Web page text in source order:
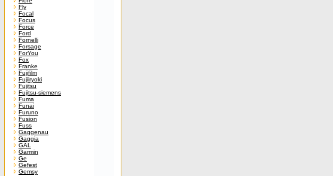
Fly
Focal
Focus
Force
Ford
Fornelli
Forsage
ForYou
Fox
Franke
Fujifilm
Fujiiryoki
Fujitsu
Fujitsu-siemens
Fuma
Funai
Furuno
Fusion
Fuss
Gaggenau
Gaggia
GAL
Garmin
Ge
Gefest
Gemsy